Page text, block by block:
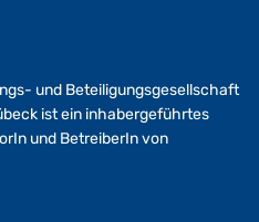
und Beteiligungsgesellschaft
ist ein inhabergeführtes
und BetreiberIn von